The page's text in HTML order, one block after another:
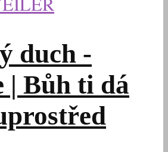
duch -
| Bůh ti dá